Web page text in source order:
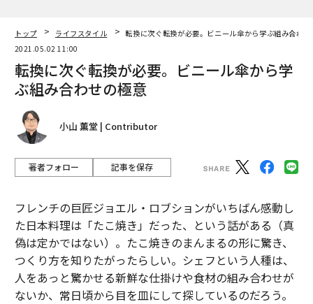
トップ ライフスタイル
転換に次ぐ転換が必要。ビニール傘から学ぶ組み合わ
2021.05.02 11:00
転換に次ぐ転換が必要。ビニール傘から学
ぶ組み合わせの極意
小山 薫堂 | Contributor
著者フォロー 記事を保存
フレンチの巨匠ジョエル・ロブションがいちばん感動し
た日本料理は「たこ焼き」だった、という話がある（真
偽は定かではない）。たこ焼きのまんまるの形に驚き、
つくり方を知りたがったらしい。シェフという人種は、
人をあっと驚かせる新鮮な仕掛けや食材の組み合わせが
ないか、常日頃から目を皿にして探しているのだろう。